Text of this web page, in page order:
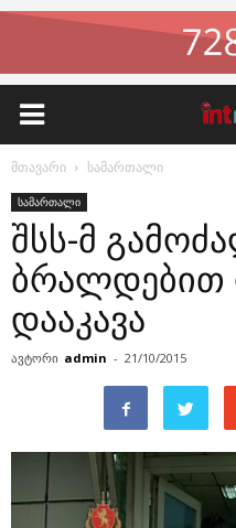
მთავარი სამართალი
სამართალი
შსს-მ
ბრალდებით
დააკავა
ავტორი admin - 21/10/2015